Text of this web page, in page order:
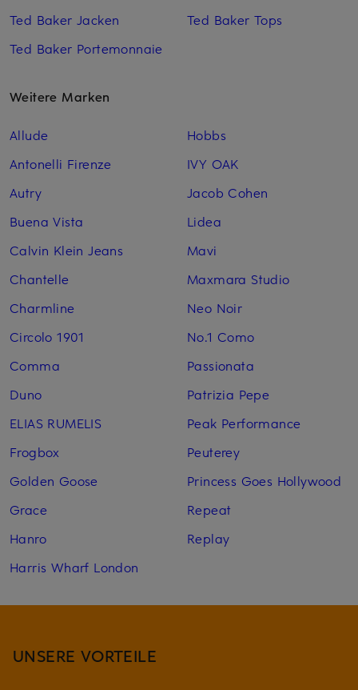
Ted Baker Jacken
Ted Baker Portemonnaie
Ted Baker Tops
Weitere Marken
Allude
Antonelli Firenze
Autry
Buena Vista
Calvin Klein Jeans
Chantelle
Charmline
Circolo 1901
Comma
Duno
ELIAS RUMELIS
Frogbox
Golden Goose
Grace
Hanro
Harris Wharf London
Hobbs
IVY OAK
Jacob Cohen
Lidea
Mavi
Maxmara Studio
Neo Noir
No.1 Como
Passionata
Patrizia Pepe
Peak Performance
Peuterey
Princess Goes Hollywood
Repeat
Replay
UNSERE VORTEILE